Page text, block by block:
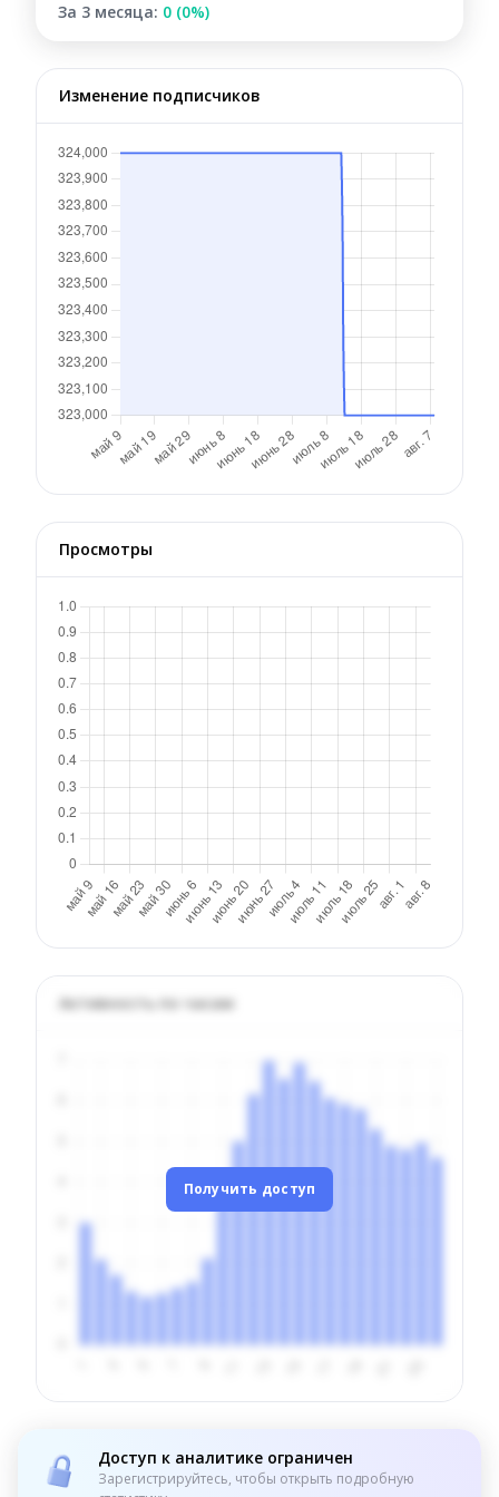
За 3 месяца: 0 (0%)
Изменение подписчиков
Просмотры
Активность по часам
Получить доступ
Доступ к аналитике ограничен
Зарегистрируйтесь, чтобы открыть подробную